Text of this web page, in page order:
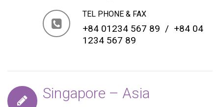
TEL PHONE & FAX
+84 01234 567 89 / +84 04
1234 567 89
Singapore – Asia